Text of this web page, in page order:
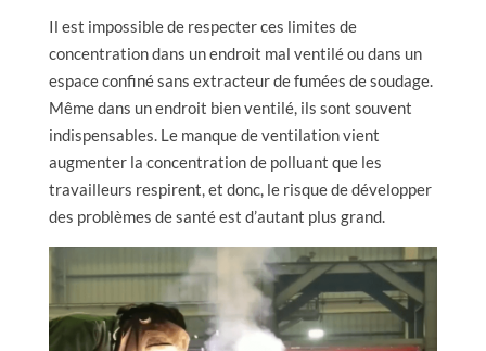
Il est impossible de respecter ces limites de
concentration dans un endroit mal ventilé ou dans un
espace confiné sans extracteur de fumées de soudage.
Même dans un endroit bien ventilé, ils sont souvent
indispensables. Le manque de ventilation vient
augmenter la concentration de polluant que les
travailleurs respirent, et donc, le risque de développer
des problèmes de santé est d’autant plus grand.